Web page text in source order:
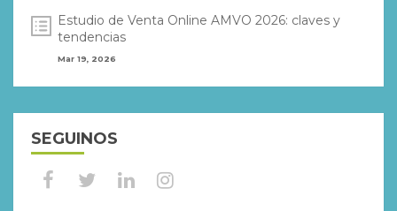
Estudio de Venta Online AMVO 2026: claves y
tendencias
Mar 19, 2026
SEGUINOS